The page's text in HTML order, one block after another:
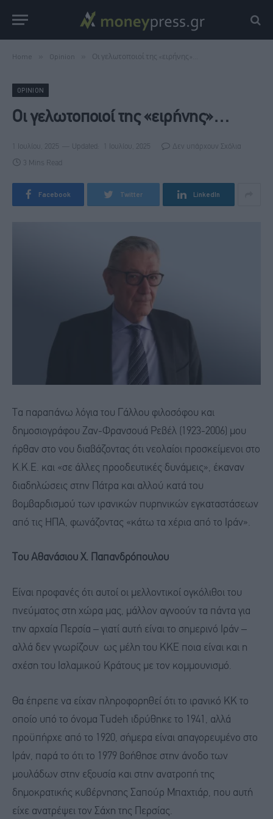
Home Opinion Οι γελωτοποιοί της «ειρήνης»…
OPINION
Οι γελωτοποιοί της «ειρήνης»…
1 Ιουλίου, 2025 Updated: 1 Ιουλίου, 2025 Δεν υπάρχουν Σχόλια
3 Mins Read
Facebook Twitter LinkedIn
Τα παραπάνω λόγια του Γάλλου φιλοσόφου και
δημοσιογράφου Ζαν-Φρανσουά Ρεβέλ (1923-2006) μου
ήρθαν στο νου διαβάζοντας ότι νεολαίοι προσκείμενοι στο
Κ.Κ.Ε. και «σε άλλες προοδευτικές δυνάμεις», έκαναν
διαδηλώσεις στην Πάτρα και αλλού κατά του
βομβαρδισμού των ιρανικών πυρηνικών εγκαταστάσεων
από τις ΗΠΑ, φωνάζοντας «κάτω τα χέρια από το Ιράν».
Του Aθανάσιου Χ. Παπανδρόπουλου
Είναι προφανές ότι αυτοί οι μελλοντικοί ογκόλιθοι του
πνεύματος στη χώρα μας, μάλλον αγνοούν τα πάντα για
την αρχαία Περσία – γιατί αυτή είναι το σημερινό Ιράν –
αλλά δεν γνωρίζουν ως μέλη του ΚΚΕ ποια είναι και η
σχέση του Ισλαμικού Κράτους με τον κομμουνισμό.
Θα έπρεπε να είχαν πληροφορηθεί ότι το ιρανικό ΚΚ το
οποίο υπό το όνομα Tudeh ιδρύθηκε το 1941, αλλά
προϋπήρχε από το 1920, σήμερα είναι απαγορευμένο στο
Ιράν, παρά το ότι το 1979 βοήθησε στην άνοδο των
μουλάδων στην εξουσία και στην ανατροπή της
δημοκρατικής κυβέρνησης Σαπούρ Μπαχτιάρ, που αυτή
είχε ανατρέψει τον Σάχη της Περσίας.